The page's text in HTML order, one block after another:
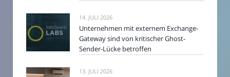
14. JULI 2026
Unternehmen mit externem Exchange-
Gateway sind von kritischer Ghost-
Sender-Lücke betroffen
13. JULI 2026